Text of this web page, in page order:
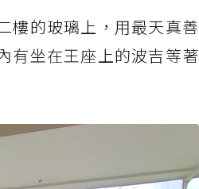
樓的玻璃上，用最天真善
有坐在王座上的波吉等著